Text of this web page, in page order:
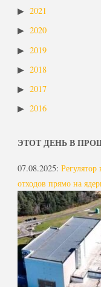
2021
2020
2019
2018
2017
2016
ЭТОТ ДЕНЬ В
07.08.2025:
отходов прямо на